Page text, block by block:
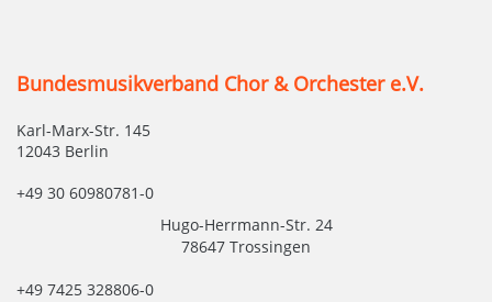
Bundesmusikverband Chor & Orchester e.V.
Karl-Marx-Str. 145
12043 Berlin
+49 30 60980781-0
Hugo-Herrmann-Str. 24
78647 Trossingen
+49 7425 328806-0